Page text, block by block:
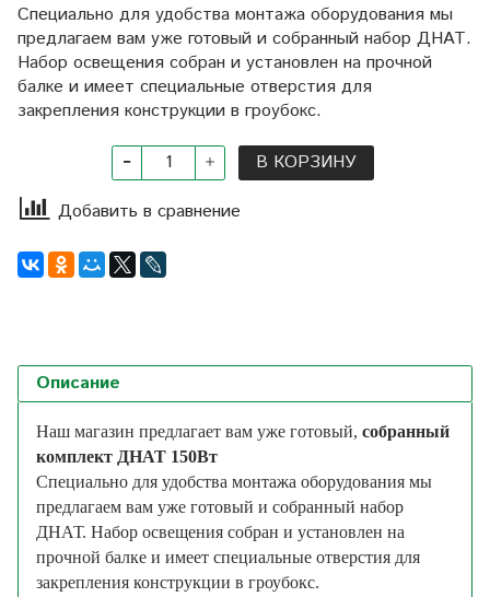
Специально для удобства монтажа оборудования мы
предлагаем вам уже готовый и собранный набор ДНАТ.
Набор освещения собран и установлен на прочной
балке и имеет специальные отверстия для
закрепления конструкции в гроубокс.
В КОРЗИНУ
Добавить в сравнение
Описание
Наш магазин предлагает вам уже готовый, собранный
комплект ДНАТ 150Вт
Специально для удобства монтажа оборудования мы
предлагаем вам уже готовый и собранный набор
ДНАТ. Набор освещения собран и установлен на
прочной балке и имеет специальные отверстия для
закрепления конструкции в гроубокс.